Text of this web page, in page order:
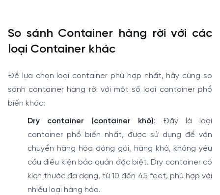
So sánh Container hàng rời với các
loại Container khác
Để lựa chọn loại container phù hợp nhất, hãy cùng so
sánh container hàng rời với một số loại container phổ
biến khác:
Dry container (container khô): Đây là loại
container phổ biến nhất, được sử dụng để vận
chuyển hàng hóa đóng gói, hàng khô, không yêu
cầu điều kiện bảo quản đặc biệt. Dry container có
kích thước đa dạng, từ 10 đến 45 feet, phù hợp với
nhiều loại hàng hóa.